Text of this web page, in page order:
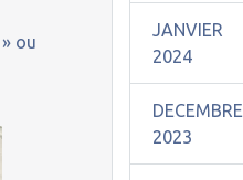
ou
JANVIER
2024
DECEMBRE
2023